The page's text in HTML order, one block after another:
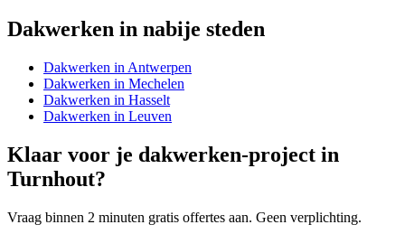
Dakwerken in nabije steden
Dakwerken in Antwerpen
Dakwerken in Mechelen
Dakwerken in Hasselt
Dakwerken in Leuven
Klaar voor je dakwerken-project in
Turnhout?
Vraag binnen 2 minuten gratis offertes aan. Geen verplichting.